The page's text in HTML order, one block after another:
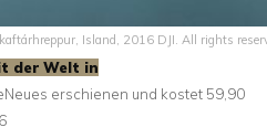
Island, 2016 DJI. All rights
der Welt in
erschienen und kostet 59,90